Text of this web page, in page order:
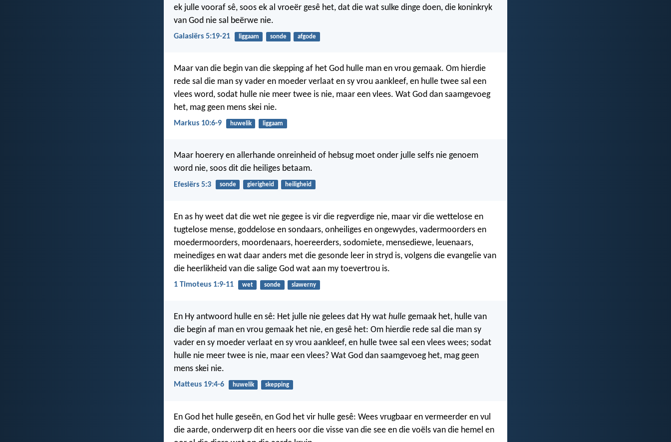
ek julle vooraf sê, soos ek al vroeër gesê het, dat die wat sulke dinge doen, die koninkryk
van God nie sal beërwe nie.
Galasiërs 5:19-21 liggaam sonde afgode
Maar van die begin van die skepping af het God hulle man en vrou gemaak. Om hierdie
rede sal die man sy vader en moeder verlaat en sy vrou aankleef, en hulle twee sal een
vlees word, sodat hulle nie meer twee is nie, maar een vlees. Wat God dan saamgevoeg
het, mag geen mens skei nie.
Markus 10:6-9 huwelik liggaam
Maar hoerery en allerhande onreinheid of hebsug moet onder julle selfs nie genoem
word nie, soos dit die heiliges betaam.
Efesiërs 5:3 sonde gierigheid heiligheid
En as hy weet dat die wet nie gegee is vir die regverdige nie, maar vir die wettelose en
tugtelose mense, goddelose en sondaars, onheiliges en ongewydes, vadermoorders en
moedermoorders, moordenaars, hoereerders, sodomiete, mensediewe, leuenaars,
meinediges en wat daar anders met die gesonde leer in stryd is, volgens die evangelie van
die heerlikheid van die salige God wat aan my toevertrou is.
1 Timoteus 1:9-11 wet sonde slawerny
En Hy antwoord hulle en sê: Het julle nie gelees dat Hy wat hulle gemaak het, hulle van
die begin af man en vrou gemaak het nie, en gesê het: Om hierdie rede sal die man sy
vader en sy moeder verlaat en sy vrou aankleef, en hulle twee sal een vlees wees; sodat
hulle nie meer twee is nie, maar een vlees? Wat God dan saamgevoeg het, mag geen
mens skei nie.
Matteus 19:4-6 huwelik skepping
En God het hulle geseën, en God het vir hulle gesê: Wees vrugbaar en vermeerder en vul
die aarde, onderwerp dit en heers oor die visse van die see en die voëls van die hemel en